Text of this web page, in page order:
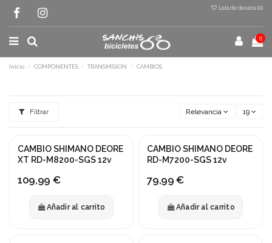
Lista de deseos (0)
0
Inicio COMPONENTES TRANSMISION CAMBIOS
Filtrar Relevancia 19
NUEVO
CAMBIO SHIMANO DEORE
XT RD-M8200-SGS 12v
109,99 €
Añadir al carrito
NUEVO
CAMBIO SHIMANO DEORE
RD-M7200-SGS 12v
79,99 €
Añadir al carrito